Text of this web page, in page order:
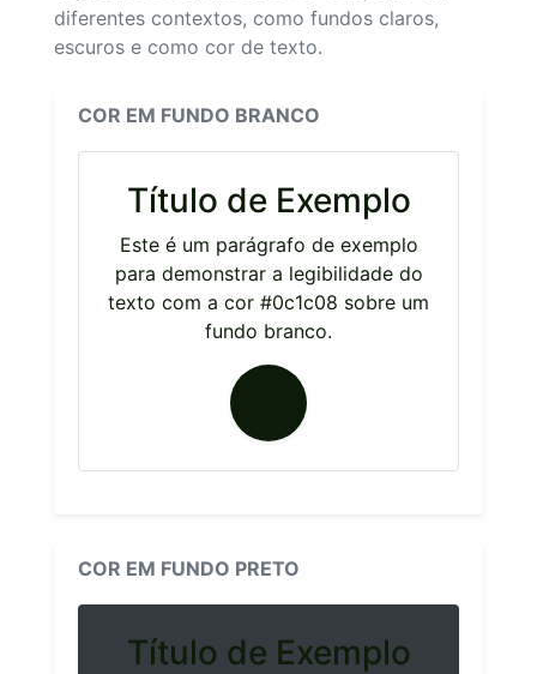
diferentes contextos, como fundos claros,
escuros e como cor de texto.
COR EM FUNDO BRANCO
Título de Exemplo
Este é um parágrafo de exemplo
para demonstrar a legibilidade do
texto com a cor #0c1c08 sobre um
fundo branco.
COR EM FUNDO PRETO
Título de Exemplo